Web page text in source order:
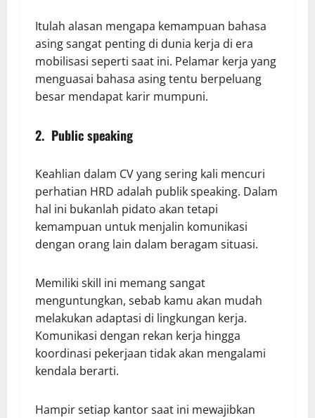
Itulah alasan mengapa kemampuan bahasa
asing sangat penting di dunia kerja di era
mobilisasi seperti saat ini. Pelamar kerja yang
menguasai bahasa asing tentu berpeluang
besar mendapat karir mumpuni.
2. Public speaking
Keahlian dalam CV yang sering kali mencuri
perhatian HRD adalah publik speaking. Dalam
hal ini bukanlah pidato akan tetapi
kemampuan untuk menjalin komunikasi
dengan orang lain dalam beragam situasi.
Memiliki skill ini memang sangat
menguntungkan, sebab kamu akan mudah
melakukan adaptasi di lingkungan kerja.
Komunikasi dengan rekan kerja hingga
koordinasi pekerjaan tidak akan mengalami
kendala berarti.
Hampir setiap kantor saat ini mewajibkan